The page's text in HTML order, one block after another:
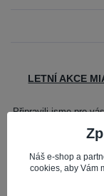
LETNÍ AKCE
Připravili jsme pro
reproduktory
Náš e-shop a
cookies, aby Vám